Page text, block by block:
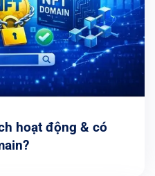
hoạt động & có